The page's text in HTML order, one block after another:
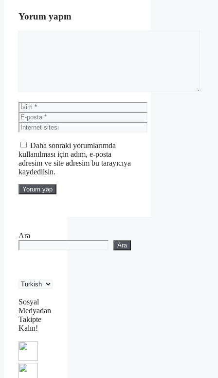
Yorum yapın
İsim
E-
posta
İnternet
sitesi
Daha sonraki yorumlarımda
kullanılması için adım, e-posta
adresim ve site adresim bu tarayıcıya
kaydedilsin.
Ara
Ara
Sosyal
Medyadan
Takipte
Kalın!